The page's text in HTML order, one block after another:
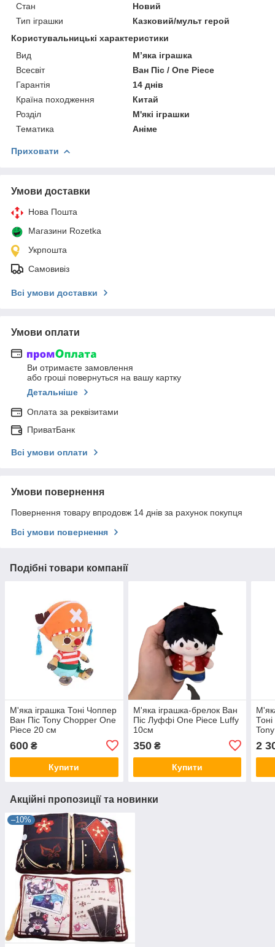
Стан
Новий
Тип іграшки
Казковий/мульт герой
Користувальницькі характеристики
Вид
М’яка іграшка
Всесвіт
Ван Піс / One Piece
Гарантія
14 днів
Країна походження
Китай
Розділ
М'які іграшки
Тематика
Аніме
Приховати
Умови доставки
Нова Пошта
Магазини Rozetka
Укрпошта
Самовивіз
Всі умови доставки
Умови оплати
Ви отримаєте замовлення
або гроші повернуться на вашу картку
Детальніше
Оплата за реквізитами
ПриватБанк
Всі умови оплати
Умови повернення
Повернення товару впродовж 14 днів за рахунок покупця
Всі умови повернення
Подібні товари компанії
М'яка іграшка Тоні Чоппер
Ван Піс Tony Chopper One
Piece 20 см
600 ₴
Купити
М'яка іграшка-брелок Ван
Піс Луффі One Piece Luffy
10см
350₴
Купити
2
Акційні пропозиції та новинки
–10%